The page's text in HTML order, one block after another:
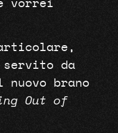
vorrei
da
brano
Out of